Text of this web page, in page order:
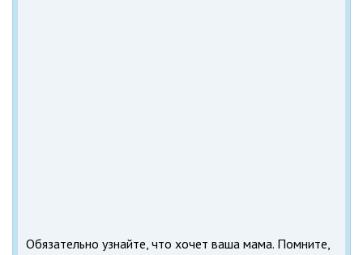
Обязательно узнайте, что хочет ваша мама. Помните,